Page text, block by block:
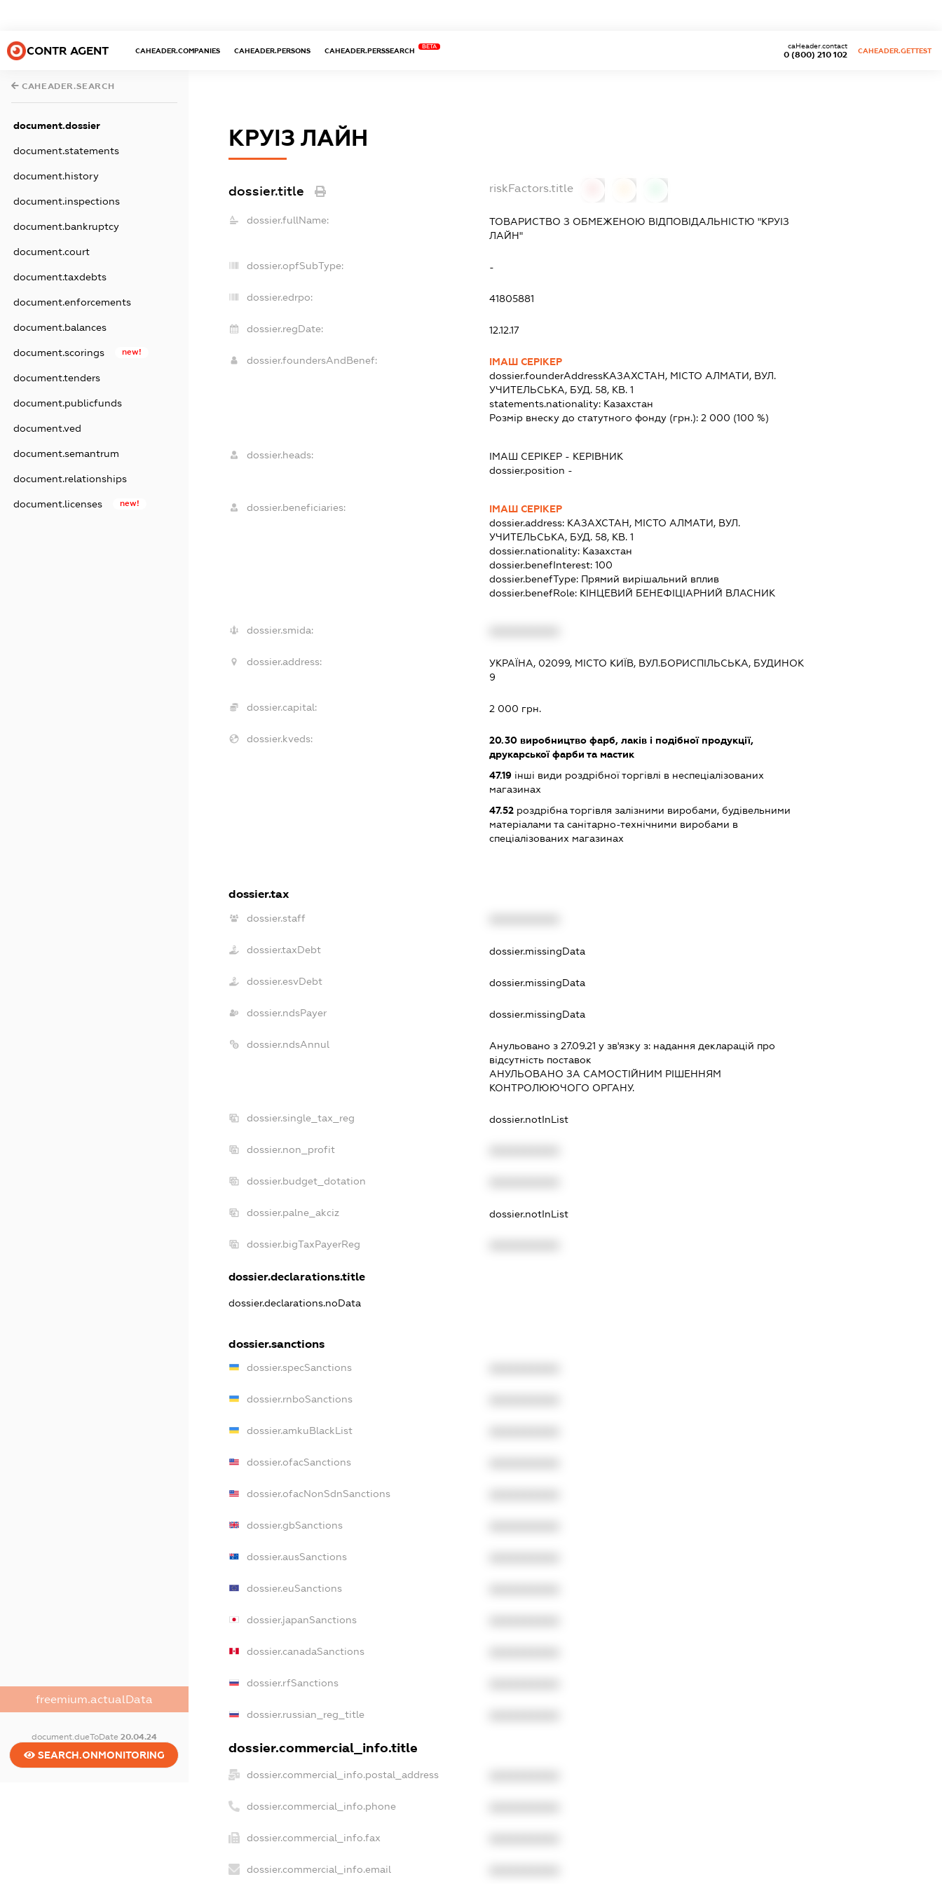
CONTR AGENT CAHEADER.COMPANIES CAHEADER.PERSONS CAHEADER.PERSSEARCH
BETA
0 (800) 210 102
caHeader.contact
CAHEADER.GETTEST
CAHEADER.SEARCH
document.dossier
document.statements
document.history
document.inspections
document.bankruptcy
document.court
document.taxdebts
document.enforcements
document.balances
document.scorings new!
document.tenders
document.publicfunds
document.ved
document.semantrum
document.relationships
document.licenses new!
freemium.actualData
document.dueToDate 20.04.24
SEARCH.ONMONITORING
КРУІЗ ЛАЙН
dossier.title riskFactors.title
dossier.fullName:
ТОВАРИСТВО З ОБМЕЖЕНОЮ ВІДПОВІДАЛЬНІСТЮ "КРУІЗ
ЛАЙН"
dossier.opfSubType: -
dossier.edrpo: 41805881
dossier.regDate: 12.12.17
dossier.foundersAndBenef:
ІМАШ СЕРІКЕР
dossier.founderAddressКАЗАХСТАН, МІСТО АЛМАТИ, ВУЛ.
УЧИТЕЛЬСЬКА, БУД. 58, КВ. 1
statements.nationality: Казахстан
Розмір внеску до статутного фонду (грн.): 2 000 (100 %)
dossier.heads: ІМАШ СЕРІКЕР- КЕРІВНИК
dossier.position -
dossier.beneficiaries:
ІМАШ СЕРІКЕР
dossier.address: КАЗАХСТАН, МІСТО АЛМАТИ, ВУЛ.
УЧИТЕЛЬСЬКА, БУД. 58, КВ. 1
dossier.nationality: Казахстан
dossier.benefInterest: 100
dossier.benefType: Прямий вирішальний вплив
dossier.benefRole: КІНЦЕВИЙ БЕНЕФІЦІАРНИЙ ВЛАСНИК
dossier.smida:
dossier.address:
УКРАЇНА, 02099, МІСТО КИЇВ, ВУЛ.БОРИСПІЛЬСЬКА, БУДИНОК
9
dossier.capital: 2 000 грн.
dossier.kveds: 20.30виробництво фарб, лаків і подібної продукції,
друкарської фарби та мастик
47.19інші види роздрібної торгівлі в неспеціалізованих
магазинах
47.52роздрібна торгівля залізними виробами, будівельними
матеріалами та санітарно-технічними виробами в
спеціалізованих магазинах
dossier.tax
dossier.staff
dossier.taxDebt dossier.missingData
dossier.esvDebt dossier.missingData
dossier.ndsPayer dossier.missingData
dossier.ndsAnnul Анульовано з 27.09.21 у зв'язку з: надання декларацiй про
вiдсутнiсть поставок
АНУЛЬОВАНО ЗА САМОСТIЙНИМ РIШЕННЯМ
КОНТРОЛЮЮЧОГО ОРГАНУ.
dossier.single_tax_reg dossier.notInList
dossier.non_profit
dossier.budget_dotation
dossier.palne_akciz dossier.notInList
dossier.bigTaxPayerReg
dossier.declarations.title
dossier.declarations.noData
dossier.sanctions
dossier.specSanctions
dossier.rnboSanctions
dossier.amkuBlackList
dossier.ofacSanctions
dossier.ofacNonSdnSanctions
dossier.gbSanctions
dossier.ausSanctions
dossier.euSanctions
dossier.japanSanctions
dossier.canadaSanctions
dossier.rfSanctions
dossier.russian_reg_title
dossier.commercial_info.title
dossier.commercial_info.postal_address
dossier.commercial_info.phone
dossier.commercial_info.fax
dossier.commercial_info.email